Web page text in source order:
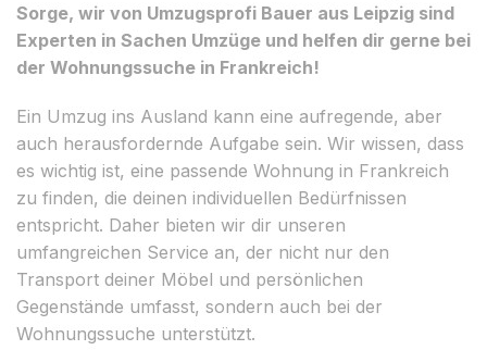
Sorge, wir von Umzugsprofi Bauer aus Leipzig sind
Experten in Sachen Umzüge und helfen dir gerne bei
der Wohnungssuche in Frankreich!
Ein Umzug ins Ausland kann eine aufregende, aber
auch herausfordernde Aufgabe sein. Wir wissen, dass
es wichtig ist, eine passende Wohnung in Frankreich
zu finden, die deinen individuellen Bedürfnissen
entspricht. Daher bieten wir dir unseren
umfangreichen Service an, der nicht nur den
Transport deiner Möbel und persönlichen
Gegenstände umfasst, sondern auch bei der
Wohnungssuche unterstützt.